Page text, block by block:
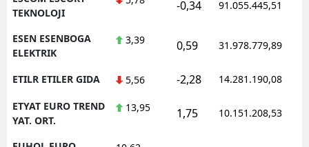
TEKNOLOJI
-0,34 91.055.445,51
ESEN ESENBOGA
ELEKTRIK
3,39 0,59 31.978.779,89
ETILR ETILER GIDA 5,56 -2,28 14.281.190,08
ETYAT EURO TREND
YAT. ORT.
13,95 1,75 10.151.208,53